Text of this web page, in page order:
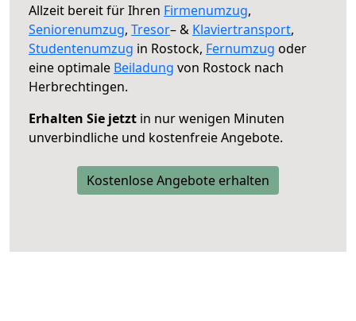
Allzeit bereit für Ihren Firmenumzug,
Seniorenumzug, Tresor– & Klaviertransport,
Studentenumzug in Rostock, Fernumzug oder
eine optimale Beiladung von Rostock nach
Herbrechtingen.
Erhalten Sie jetzt in nur wenigen Minuten
unverbindliche und kostenfreie Angebote.
Kostenlose Angebote erhalten